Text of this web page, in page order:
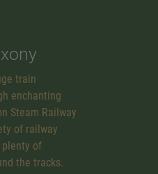
train
enchanting
Steam Railway
of railway
plenty of
the tracks.